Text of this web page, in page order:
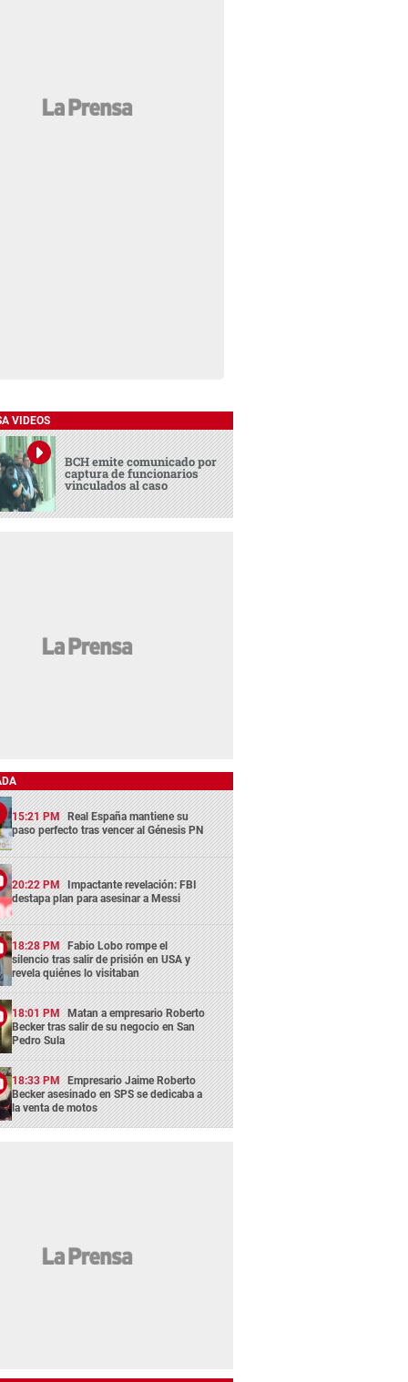
VIDEOS
BCH emite comunicado por
captura de funcionarios
vinculados al caso
15:21 PM Real España mantiene su
paso perfecto tras vencer al Génesis PN
20:22 PM Impactante revelación: FBI
destapa plan para asesinar a Messi
18:28 PM Fabio Lobo rompe el
silencio tras salir de prisión en USA y
revela quiénes lo visitaban
18:01 PM Matan a empresario Roberto
Becker tras salir de su negocio en San
Pedro Sula
18:33 PM Empresario Jaime Roberto
Becker asesinado en SPS se dedicaba a
la venta de motos